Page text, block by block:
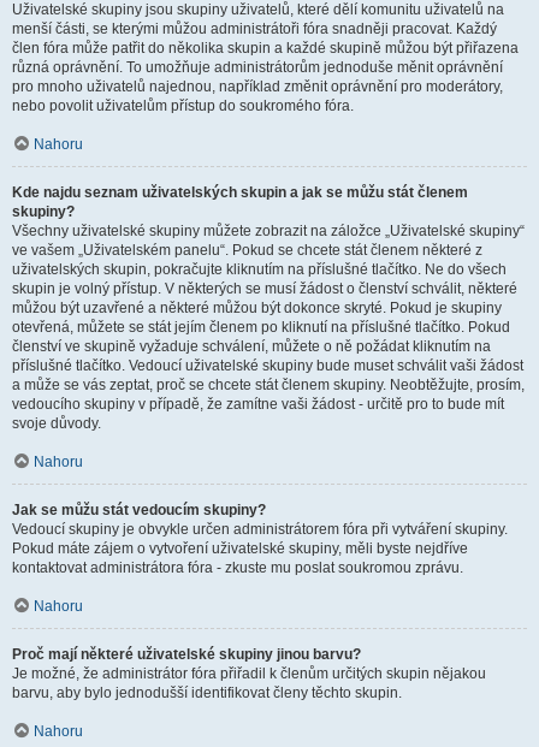
Uživatelské skupiny jsou skupiny uživatelů, které dělí komunitu uživatelů na
menší části, se kterými můžou administrátoři fóra snadněji pracovat. Každý
člen fóra může patřit do několika skupin a každé skupině můžou být přiřazena
různá oprávnění. To umožňuje administrátorům jednoduše měnit oprávnění
pro mnoho uživatelů najednou, například změnit oprávnění pro moderátory,
nebo povolit uživatelům přístup do soukromého fóra.
Nahoru
Kde najdu seznam uživatelských skupin a jak se můžu stát členem
skupiny?
Všechny uživatelské skupiny můžete zobrazit na záložce „Uživatelské skupiny“
ve vašem „Uživatelském panelu“. Pokud se chcete stát členem některé z
uživatelských skupin, pokračujte kliknutím na příslušné tlačítko. Ne do všech
skupin je volný přístup. V některých se musí žádost o členství schválit, některé
můžou být uzavřené a některé můžou být dokonce skryté. Pokud je skupiny
otevřená, můžete se stát jejím členem po kliknutí na příslušné tlačítko. Pokud
členství ve skupině vyžaduje schválení, můžete o ně požádat kliknutím na
příslušné tlačítko. Vedoucí uživatelské skupiny bude muset schválit vaši žádost
a může se vás zeptat, proč se chcete stát členem skupiny. Neobtěžujte, prosím,
vedoucího skupiny v případě, že zamítne vaši žádost - určitě pro to bude mít
svoje důvody.
Nahoru
Jak se můžu stát vedoucím skupiny?
Vedoucí skupiny je obvykle určen administrátorem fóra při vytváření skupiny.
Pokud máte zájem o vytvoření uživatelské skupiny, měli byste nejdříve
kontaktovat administrátora fóra - zkuste mu poslat soukromou zprávu.
Nahoru
Proč mají některé uživatelské skupiny jinou barvu?
Je možné, že administrátor fóra přiřadil k členům určitých skupin nějakou
barvu, aby bylo jednodušší identifikovat členy těchto skupin.
Nahoru